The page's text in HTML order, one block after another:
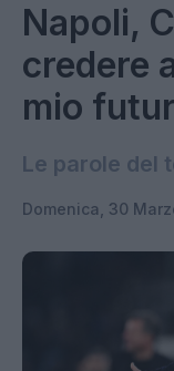
Napoli,
credere
mio
Le parole del
Domenica, 30